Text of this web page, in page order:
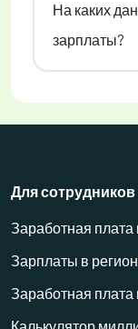
На каких
зарплаты?
Для сотрудников
Заработная плата
Зарплаты в
Заработная плата